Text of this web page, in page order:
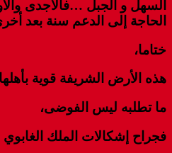
السهل و الجبل …فالأجدى
الحاجة إلى الدعم سنة بعد
ختاما،
هذه الأرض الشريفة قوية
ما تطلبه ليس الفوضى،
فجراح إشكالات الملك